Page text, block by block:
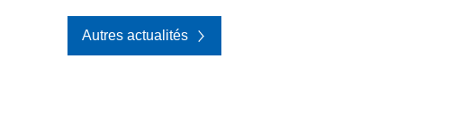
Autres actualités